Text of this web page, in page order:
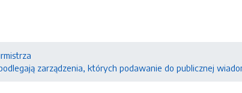
zarządzenia, których podawanie do publicznej